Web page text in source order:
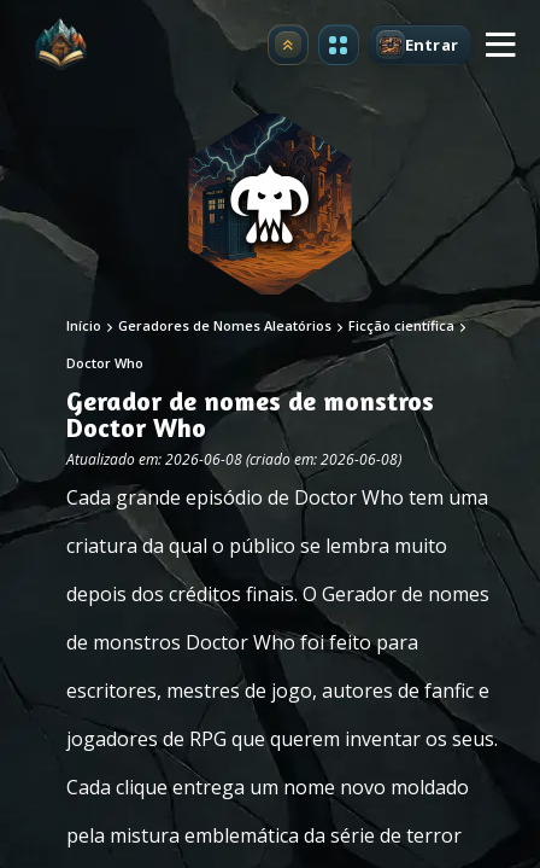
Atualizar Entrar
Início Geradores de Nomes Aleatórios Ficção científica
Doctor Who
Gerador de nomes de monstros
Doctor Who
Atualizado em: 2026-06-08 (criado em: 2026-06-08)
Cada grande episódio de Doctor Who tem uma
criatura da qual o público se lembra muito
depois dos créditos finais. O Gerador de nomes
de monstros Doctor Who foi feito para
escritores, mestres de jogo, autores de fanfic e
jogadores de RPG que querem inventar os seus.
Cada clique entrega um nome novo moldado
pela mistura emblemática da série de terror